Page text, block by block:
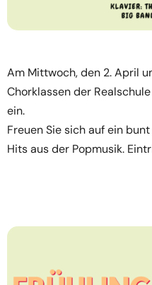
Am Mittwoch, den 2. April
Chorklassen der
ein.
Freuen Sie sich auf ein
Hits aus der Popmusik.